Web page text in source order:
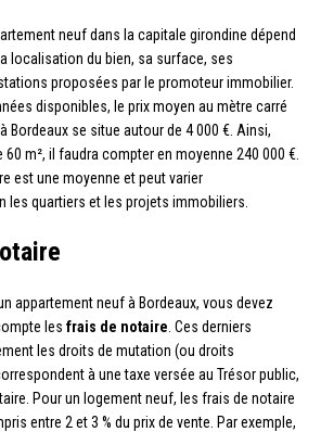
neuf dans la capitale girondine dépend
localisation du bien, sa surface, ses
proposées par le promoteur immobilier.
disponibles, le prix moyen au mètre carré
Bordeaux se situe autour de 4 000 €. Ainsi,
m², il faudra compter en moyenne 240 000 €.
est une moyenne et peut varier
les quartiers et les projets immobiliers.
appartement neuf à Bordeaux, vous devez
les frais de notaire . Ces derniers
les droits de mutation (ou droits
à une taxe versée au Trésor public,
Pour un logement neuf, les frais de notaire
entre 2 et 3 % du prix de vente. Par exemple,